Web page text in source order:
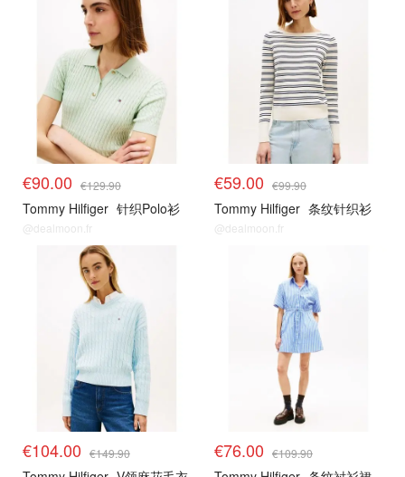
€90.00 €129.90
Tommy Hilfiger 针织Polo衫
@dealmoon.fr
€59.00 €99.90
Tommy Hilfiger 条纹针织衫
@dealmoon.fr
€104.00 €149.90 €76.00 €109.90